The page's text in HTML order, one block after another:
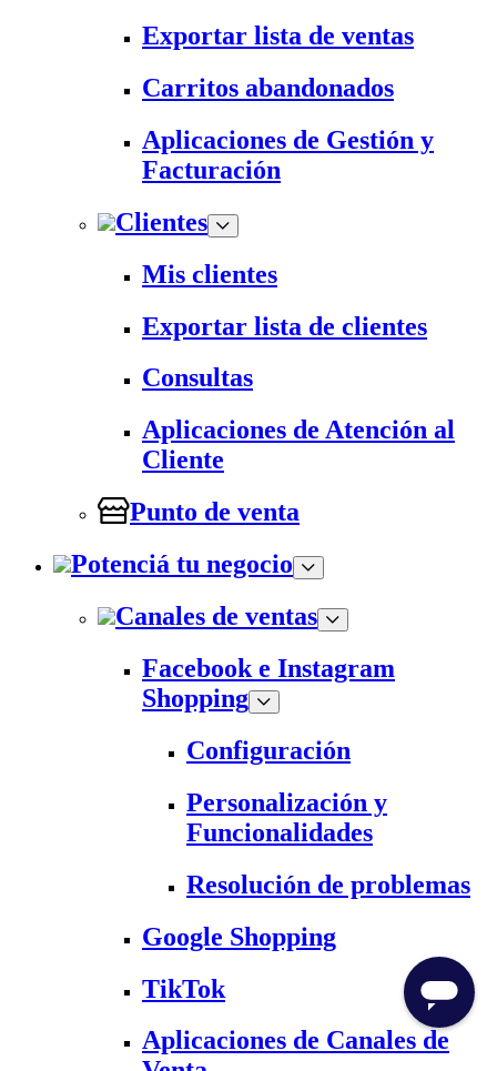
Exportar lista de ventas
Carritos abandonados
Aplicaciones de Gestión y
Facturación
Clientes
Mis clientes
Exportar lista de clientes
Consultas
Aplicaciones de Atención al
Cliente
Punto de venta
Potenciá tu negocio
Canales de ventas
Facebook e Instagram
Shopping
Configuración
Personalización y
Funcionalidades
Resolución de problemas
Google Shopping
TikTok
Aplicaciones de Canales de